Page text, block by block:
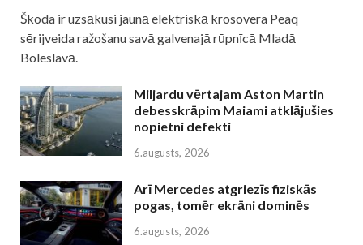
Škoda ir uzsākusi jaunā elektriskā krosovera Peaq
sērijveida ražošanu savā galvenajā rūpnīcā Mladā
Boleslavā.
Miljardu vērtajam Aston Martin
debesskrāpim Maiami atklājušies
nopietni defekti
6.augusts, 2026
Arī Mercedes atgriezīs fiziskās
pogas, tomēr ekrāni dominēs
6.augusts, 2026